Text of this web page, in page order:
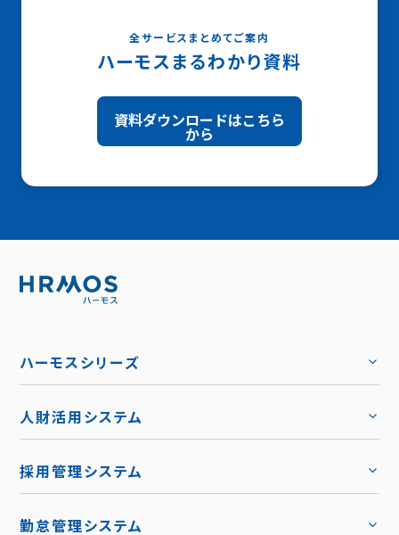
全サービスまとめてご案内
ハーモスまるわかり資料
資料ダウンロードはこちら
から
ハーモスシリーズ
人財活用システム
採用管理システム
勤怠管理システム